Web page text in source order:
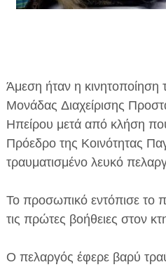
ΥΓΕΙΑ-ΟΜΟΡΦΙΑ
ΤΕΧΝΟΛΟΓΙΑ
ΔΙΕΘΝΗ
ΕΦΗΜΕΡΙΔΑ Η ΠΑΡΓΑ
ΠΛΗΡΟΦΟΡΙΕΣ
Άμεση ήταν η
Μονάδας Διαχείρισης
Ηπείρου μετά από κλήση
Πρόεδρο της Κοινότητας
τραυματισμένο λευκό
Το προσωπικό εντόπισε το
τις πρώτες βοήθειες στον
Ο πελαργός έφερε βαρύ